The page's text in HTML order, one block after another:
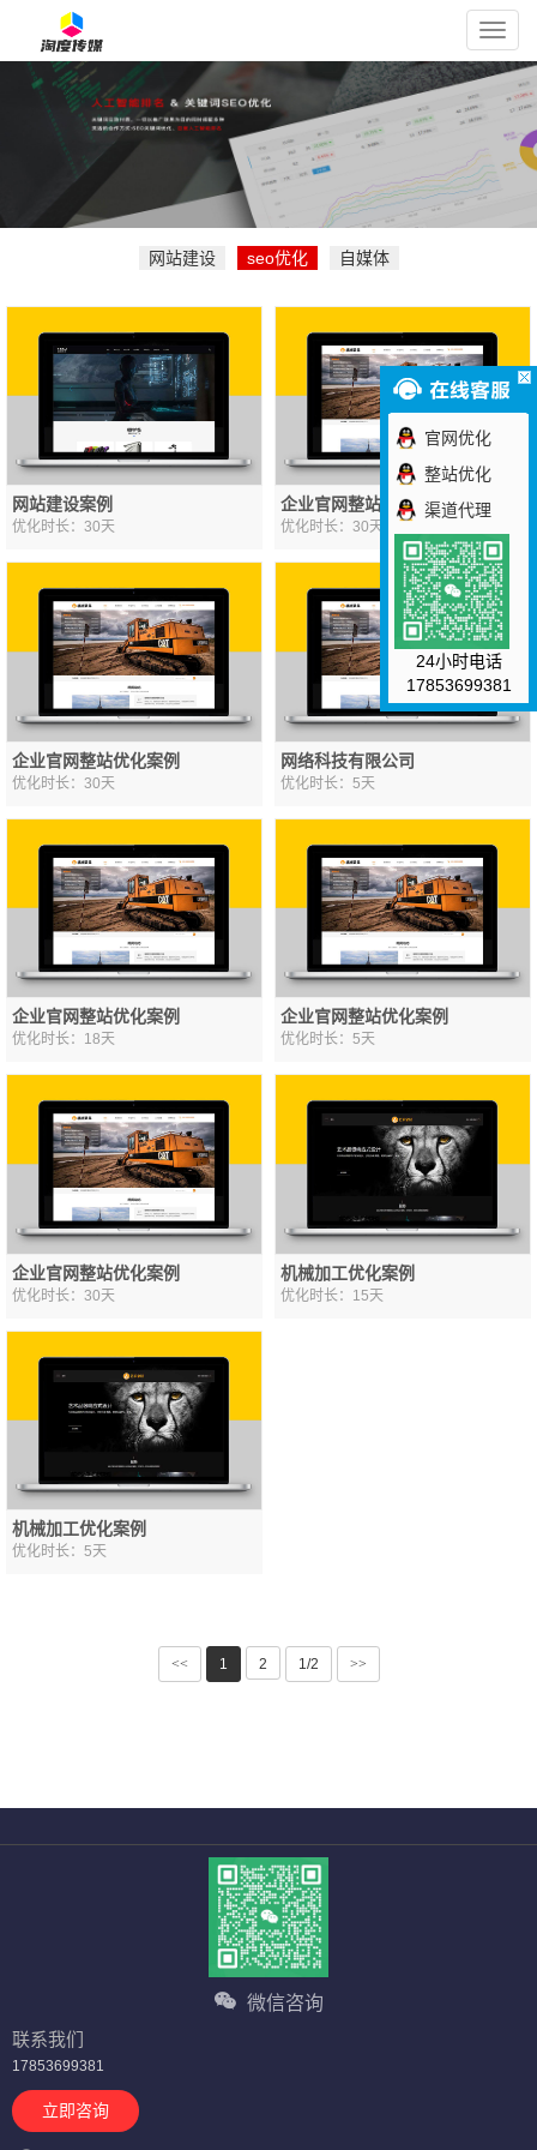
淘
度
传
媒
网站建设 seo优化 自媒体
网站建设案例
优化时长：30天
企业官网整站优化案例
优化时长：30天
企业官网整站优化案例
优化时长：30天
网络科技有限公司
优化时长：5天
企业官网整站优化案例
优化时长：18天
企业官网整站优化案例
优化时长：5天
企业官网整站优化案例
优化时长：30天
机械加工优化案例
优化时长：15天
机械加工优化案例
优化时长：5天
<< 1 2 1/2 >>
微信咨询
联系我们
17853699381
立即咨询
官网优化
整站优化
渠道代理
24小时电话
17853699381